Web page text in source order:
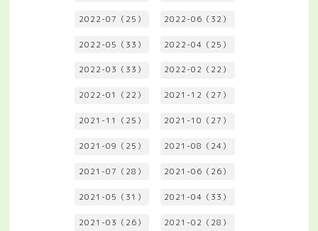
2022-07（25） 2022-06（32）
2022-05（33） 2022-04（25）
2022-03（33） 2022-02（22）
2022-01（22） 2021-12（27）
2021-11（25） 2021-10（27）
2021-09（25） 2021-08（24）
2021-07（28） 2021-06（26）
2021-05（31） 2021-04（33）
2021-03（26） 2021-02（28）